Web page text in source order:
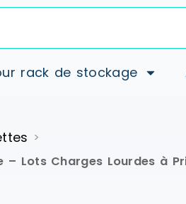
rack de stockage
>
– Lots Charges Lourdes à